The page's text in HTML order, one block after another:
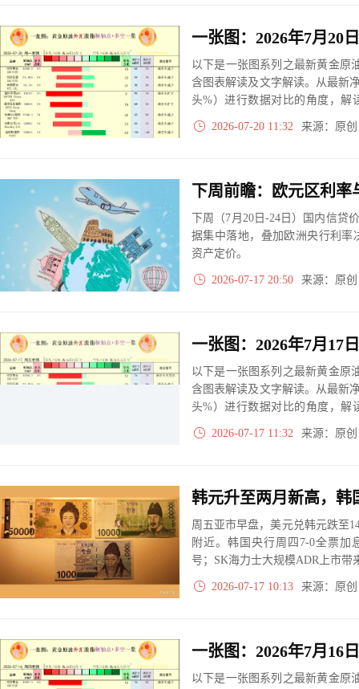
以下是一张图系列之最新黄金原
含图表解读及文字解读。从最新
头%）进行数据对比的角度，解
大、净多头减小、净空头无变
实际数据对比结果对应展示其中
2026-07-20 11:32 来源：原
下周前瞻：欧元区利率
下周（7月20日-24日）国内信贷
据集中落地，叠加欧洲央行利率
资产定价。
2026-07-17 20:50 来源：原
以下是一张图系列之最新黄金原
含图表解读及文字解读。从最新
头%）进行数据对比的角度，解
大、净多头减小、净空头无变
实际数据对比结果对应展示其中
2026-07-17 11:32 来源：原
周五亚市早盘，美元兑韩元跌至
附近。韩国央行周四7-0全票加
号；SK海力士大规模ADR上市
2026-07-17 10:13 来源：原
以下是一张图系列之最新黄金原